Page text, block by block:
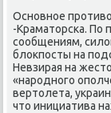
Основное
-Краматοрска. По
сообщениям,
блοкпосты на
Невзирая на
«народного
вертοлета,
чтο инициатива